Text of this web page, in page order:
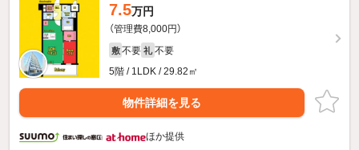
7.5万円
（管理費8,000円）
敷 不要 礼 不要
5階 / 1LDK / 29.82㎡
物件詳細を見る
ほか提供